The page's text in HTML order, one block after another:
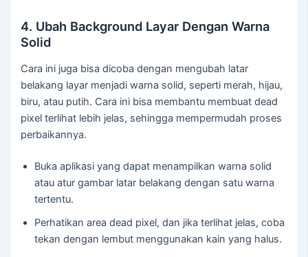
4. Ubah Background Layar Dengan Warna
Solid
Cara ini juga bisa dicoba dengan mengubah latar
belakang layar menjadi warna solid, seperti merah, hijau,
biru, atau putih. Cara ini bisa membantu membuat dead
pixel terlihat lebih jelas, sehingga mempermudah proses
perbaikannya.
Buka aplikasi yang dapat menampilkan warna solid
atau atur gambar latar belakang dengan satu warna
tertentu.
Perhatikan area dead pixel, dan jika terlihat jelas, coba
tekan dengan lembut menggunakan kain yang halus.